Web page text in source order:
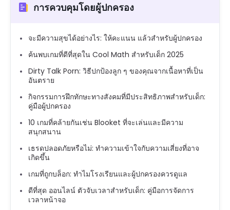
การควบคุมโดยผู้ปกครอง
จะมีความสุขได้อย่างไร: ให้คะแนน แล้วสำหรับผู้ปกครอง
ค้นพบเกมที่ดีที่สุดใน Cool Math สำหรับเด็ก 2025
Dirty Talk Porn: วิธีปกป้องลูก ๆ ของคุณจากเนื้อหาที่เป็น
อันตราย
กิจกรรมการฝึกทักษะทางสังคมที่มีประสิทธิภาพสำหรับเด็ก:
คู่มือผู้ปกครอง
10 เกมที่คล้ายกันเช่น Blooket ที่จะเล่นและมีความ
สนุกสนาน
เธรดปลอดภัยหรือไม่: ทำความเข้าใจกับความเสี่ยงที่อาจ
เกิดขึ้น
เกมที่ถูกบล็อก: ทำไมโรงเรียนและผู้ปกครองควรดูแล
ดีที่สุด ออนไลน์ ตัวจับเวลาสำหรับเด็ก: คู่มือการจัดการ
เวลาหน้าจอ